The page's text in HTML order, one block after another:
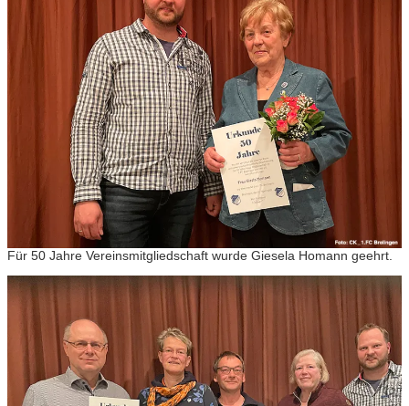
Für 50 Jahre Vereinsmitgliedschaft wurde Giesela Homann geehrt.